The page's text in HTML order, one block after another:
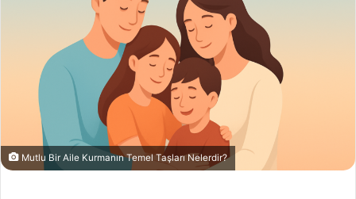
Mutlu Bir Aile Kurmanın Temel Taşları Nelerdir?